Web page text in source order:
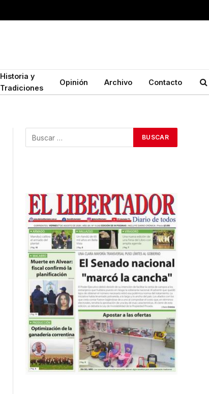
Historia y
Tradiciones
Opinión Archivo Contacto